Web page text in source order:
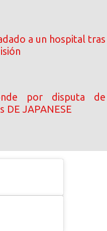
a un hospital tras
por disputa de
DE JAPANESE